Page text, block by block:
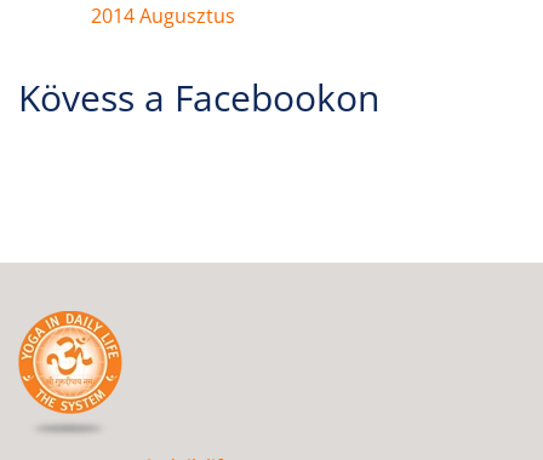
2014 Augusztus
Kövess a Facebookon